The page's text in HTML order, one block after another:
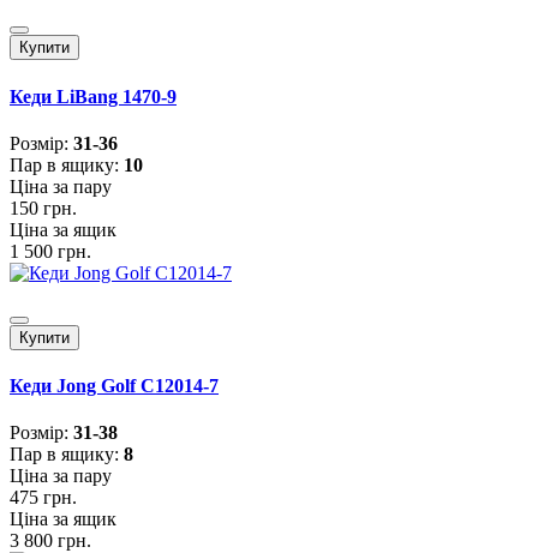
Купити
Кеди LiBang 1470-9
Розмiр: 31-36
Пар в ящику: 10
Ціна за пару
150 грн.
Ціна за ящик
1 500 грн.
Купити
Кеди Jong Golf C12014-7
Розмiр: 31-38
Пар в ящику: 8
Ціна за пару
475 грн.
Ціна за ящик
3 800 грн.